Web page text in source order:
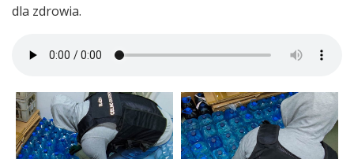
dla zdrowia.